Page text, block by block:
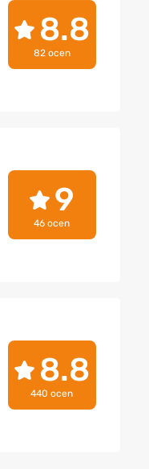
8.8
82 ocen
9
46 ocen
8.8
440 ocen